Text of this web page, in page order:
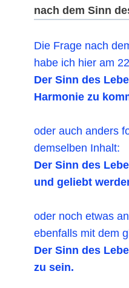
nach dem Sinn
Die Frage nach
habe ich hier am
Der Sinn des
Harmonie zu
oder auch anders
demselben Inhalt:
Der Sinn des
und geliebt
oder noch etwas
ebenfalls mit dem
Der Sinn des
zu sein.